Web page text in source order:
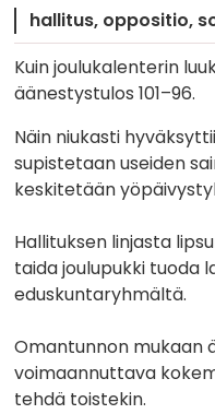
hallitus oppositio
Kuin joulukalenterin
äänestystulos 101–96.
Näin niukasti
supistetaan useiden
keskitetään
Hallituksen linjasta
taida joulupukki tuoda
eduskuntaryhmältä.
Omantunnon mukaan
voimaannuttava
tehdä toistekin.